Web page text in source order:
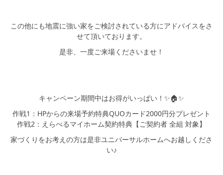
この他にも地震に強い家をご検討されている方にアドバイスをさ
せて頂いております。
是非、一度ご来場くださいませ！
キャンペーン期間中はお得がいっぱい！✨🏠✨
作戦1：HPからの来場予約特典QUOカード2000円分プレゼント
作戦2：えらべるマイホーム契約特典【ご契約者 全組 対象】
家づくりをお考えの方は是非ユニバーサルホームへお越しくださ
い♪